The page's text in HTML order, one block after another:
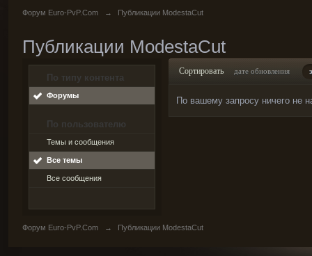
Форум Euro-PvP.Com → Публикации ModestaCut
Публикации ModestaCut
По типу контента
Форумы
По пользователю
Темы и сообщения
Все темы
Все сообщения
Сортировать дате обновления
По вашему запросу ничего не
Форум Euro-PvP.Com → Публикации ModestaCut